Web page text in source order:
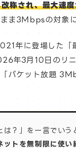
称され、最大速
ま3Mbpsの対象に
年に登場した
年3月10日のリ
パケット放題
？」を一言でいう
トを無制限に使い